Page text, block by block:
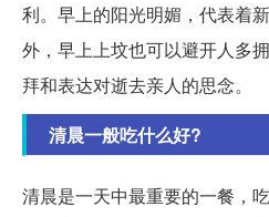
利。早上的阳光明媚，代表着
外，早上上坟也可以避开人多
拜和表达对逝去亲人的思念。
清晨一般吃什么好?
清晨是一天中最重要的一餐，